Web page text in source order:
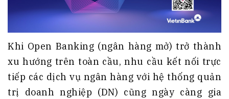
Khi Open Banking (ngân hàng mở) trở thành
xu hướng trên toàn cầu, nhu cầu kết nối trực
tiếp các dịch vụ ngân hàng với hệ thống quản
trị doanh nghiệp (DN) cũng ngày càng gia